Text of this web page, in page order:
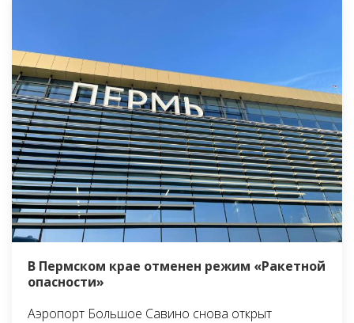
В Пермском крае отменен режим «Ракетной
опасности»
Аэропорт Большое Савино снова открыт